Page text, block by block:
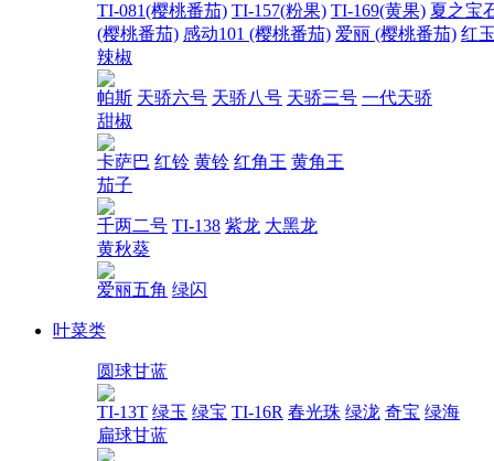
TI-081(樱桃番茄) TI-157(粉果) TI-169(黄果) 夏之宝
(樱桃番茄) 感动101 (樱桃番茄) 爱丽 (樱桃番茄) 红
辣椒
帕斯 天骄六号 天骄八号 天骄三号 一代天骄
甜椒
卡萨巴 红铃 黄铃 红角王 黄角王
茄子
千两二号 TI-138 紫龙 大黑龙
黄秋葵
爱丽五角 绿闪
叶菜类
圆球甘蓝
TI-13T 绿玉 绿宝 TI-16R 春光珠 绿泷 奇宝 绿海
扁球甘蓝